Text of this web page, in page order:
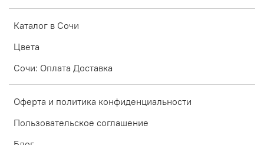
Каталог в Сочи
Цвета
Сочи: Оплата Доставка
Оферта и политика конфиденциальности
Пользовательское соглашение